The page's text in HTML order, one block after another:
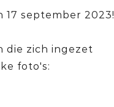
17 september 2023!
die zich ingezet
foto's: